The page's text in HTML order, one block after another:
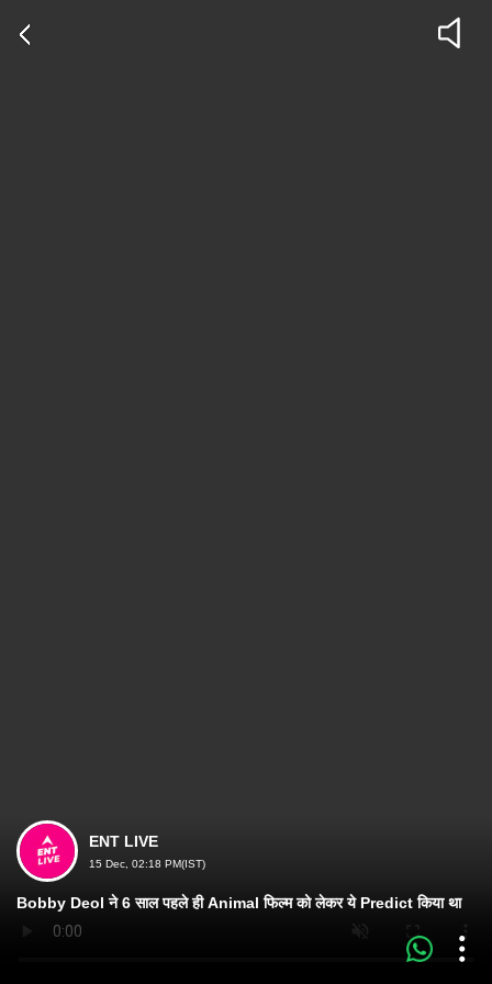
ENT LIVE
15 Dec, 02:18 PM(IST)
Bobby Deol ने 6 साल पहले ही Animal फिल्म को लेकर ये Predict किया था